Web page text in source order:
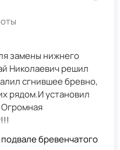
замены нижнего
сгнившее бревно,
рядом.И установил
Огромная